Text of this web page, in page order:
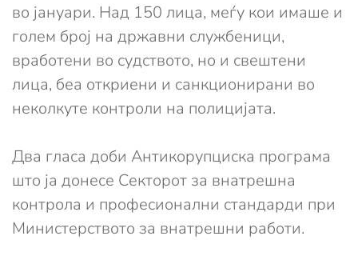
во јануари. Над 150 лица, меѓу кои имаше и
голем број на државни службеници,
вработени во судството, но и свештени
лица, беа откриени и санкционирани во
неколкуте контроли на полицијата.
Два гласа доби Антикорупциска програма
што ја донесе Секторот за внатрешна
контрола и професионални стандарди при
Министерството за внатрешни работи.